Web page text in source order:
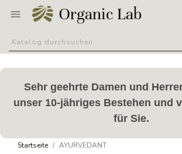

Sehr geehrte Damen und
unser 10-jähriges Bestehen und
für Sie.
Startseite AYURVEDANT